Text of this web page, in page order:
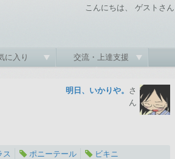
こんにちは、 ゲストさん
に入り 交流・上達支援
明日、いかりや。 さ
ん
ス ポニーテール ビキニ